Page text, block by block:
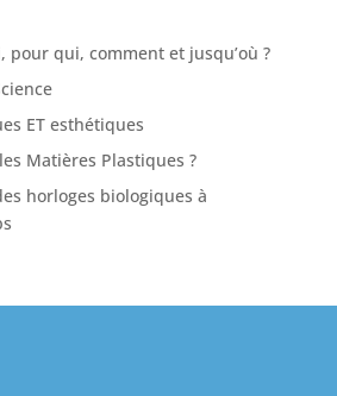
pour qui, comment et jusqu’où ?
ET esthétiques
Matières Plastiques ?
horloges biologiques à